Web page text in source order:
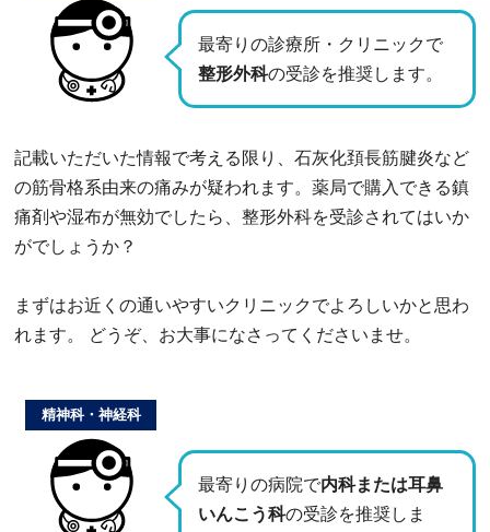
最寄りの診療所・クリニックで
整形外科の受診を推奨します。
記載いただいた情報で考える限り、石灰化頚長筋腱炎など
の筋骨格系由来の痛みが疑われます。薬局で購入できる鎮
痛剤や湿布が無効でしたら、整形外科を受診されてはいか
がでしょうか？
まずはお近くの通いやすいクリニックでよろしいかと思わ
れます。 どうぞ、お大事になさってくださいませ。
最寄りの病院で内科または耳鼻
いんこう科の受診を推奨しま
精神科・神経科